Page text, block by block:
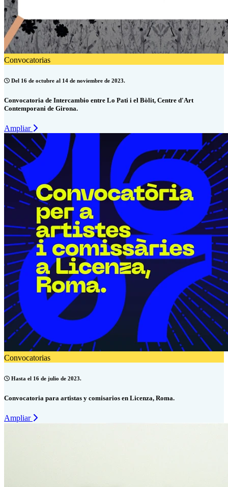
Convocatorias
Del 16 de octubre al 14 de noviembre de 2023.
Convocatoria de Intercambio entre Lo Pati i el Bòlit, Centre d'Art
Contemporani de Girona.
Ampliar
Convocatorias
Hasta el 16 de julio de 2023.
Convocatoria para artistas y comisarios en Licenza, Roma.
Ampliar